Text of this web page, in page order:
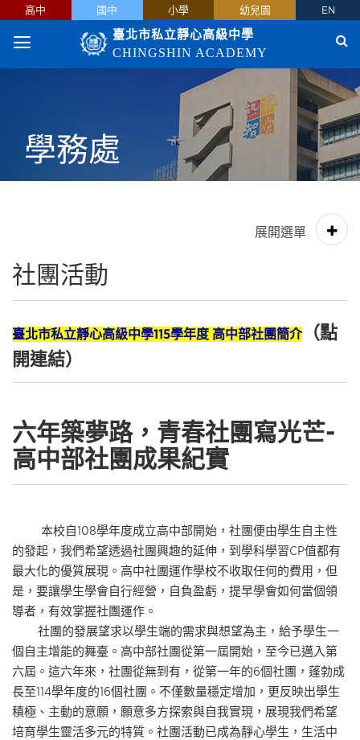
高中 國中 小學 幼兒園 EN
臺北市私立靜心高級中學
CHINGSHIN ACADEMY
學務處
社團活動
臺北市私立靜心高級中學115學年度 高中部社團簡介（點
開連結）
六年築夢路，青春社團寫光芒-
高中部社團成果紀實
本校自108學年度成立高中部開始，社團便由學生自主性
的發起，我們希望透過社團興趣的延伸，到學科學習CP值都有
最大化的優質展現。高中社團運作學校不收取任何的費用，但
是，要讓學生學會自行經營，自負盈虧，提早學會如何當個領
導者，有效掌握社團運作。
社團的發展望求以學生端的需求與想望為主，給予學生一
個自主增能的舞臺。高中部社團從第一屆開始，至今已邁入第
六屆。這六年來，社團從無到有，從第一年的6個社團，蓬勃成
長至114學年度的16個社團。不僅數量穩定增加，更反映出學生
積極、主動的意願，願意多方探索與自我實現，展現我們希望
培育學生靈活多元的特質。社團活動已成為靜心學生，生活中